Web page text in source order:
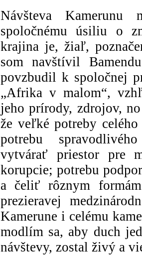
Návšteva
spoločnému úsiliu o
krajina je, žiaľ,
som navštívil
povzbudil k spoločnej
„Afrika v malom“,
jeho prírody, zdrojov,
že veľké potreby
potrebu
vytvárať priestor pre
korupcie; potrebu
a čeliť rôznym
prezieravej
Kamerune i celému
modlím sa, aby duch
návštevy, zostal živý a